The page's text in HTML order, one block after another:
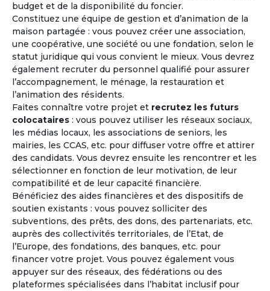
budget et de la disponibilité du foncier.
Constituez une équipe de gestion et d’animation de la
maison partagée : vous pouvez créer une association,
une coopérative, une société ou une fondation, selon le
statut juridique qui vous convient le mieux. Vous devrez
également recruter du personnel qualifié pour assurer
l’accompagnement, le ménage, la restauration et
l’animation des résidents.
Faites connaître votre projet et recrutez les futurs
colocataires : vous pouvez utiliser les réseaux sociaux,
les médias locaux, les associations de seniors, les
mairies, les CCAS, etc. pour diffuser votre offre et attirer
des candidats. Vous devrez ensuite les rencontrer et les
sélectionner en fonction de leur motivation, de leur
compatibilité et de leur capacité financière.
Bénéficiez des aides financières et des dispositifs de
soutien existants : vous pouvez solliciter des
subventions, des prêts, des dons, des partenariats, etc.
auprès des collectivités territoriales, de l’Etat, de
l’Europe, des fondations, des banques, etc. pour
financer votre projet. Vous pouvez également vous
appuyer sur des réseaux, des fédérations ou des
plateformes spécialisées dans l’habitat inclusif pour
M'inscrire et créer mon profil
"Lors d'une journée rencontre, l'expérience de vie
collective a été riche, chaleureuse et tolérante. Il faut
en effet avoir l'expérience de cet affect naissant
circulant pour être convaincu que c'est le bon choix
et que cela peut marcher."
Précédent Suivant
Madeleine - 71 ans
Projet co-achat